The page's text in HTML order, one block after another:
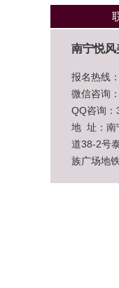
南宁悦风
报名热线
微信咨询
QQ咨询
地 址：南
道38-2号
族广场地铁